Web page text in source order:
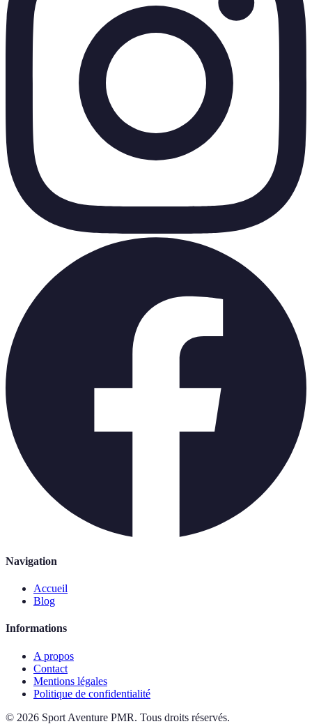
Navigation
Accueil
Blog
Informations
A propos
Contact
Mentions légales
Politique de confidentialité
© 2026 Sport Aventure PMR. Tous droits réservés.